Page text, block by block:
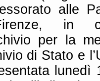
alle
in
per la
di Stato e
lunedì